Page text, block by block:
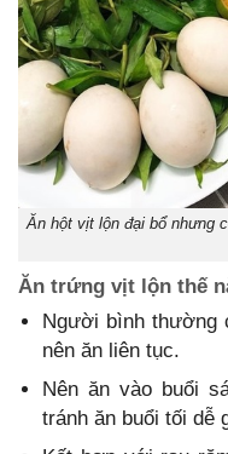
Ăn hột vịt lộn đại bổ nhưng
Ăn trứng vịt lộn thế
Người bình thường
nên ăn liên tục.
Nên ăn vào buổi
tránh ăn buổi tối dễ